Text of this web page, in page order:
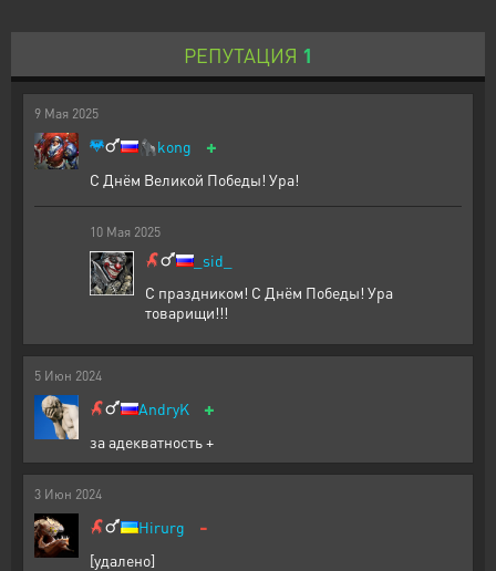
РЕПУТАЦИЯ 1
9 Мая 2025
🦍kong +
С Днём Великой Победы! Ура!
10 Мая 2025
_sid_
С праздником! С Днём Победы! Ура
товарищи!!!
5 Июн 2024
AndryK +
за адекватность +
3 Июн 2024
Hirurg -
[удалено]